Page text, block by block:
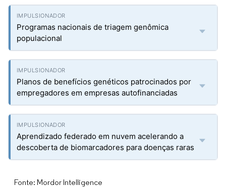
Programas nacionais de triagem genômica
populacional
Planos de benefícios genéticos patrocinados por
empregadores em empresas autofinanciadas
Aprendizado federado em nuvem acelerando a
descoberta de biomarcadores para doenças raras
Fonte: Mordor Intelligence